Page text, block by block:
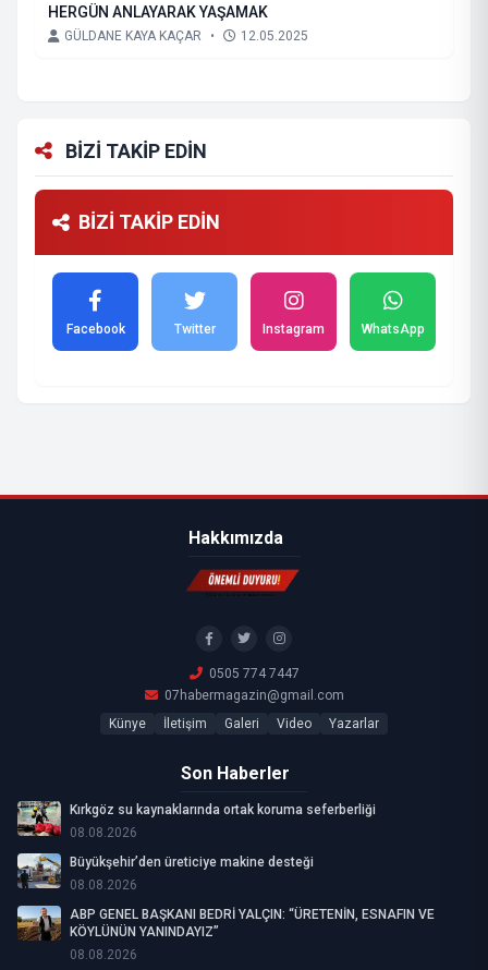
HERGÜN ANLAYARAK YAŞAMAK
GÜLDANE KAYA KAÇAR • 12.05.2025
BİZİ TAKİP EDİN
BİZİ TAKİP EDİN
Facebook Twitter Instagram WhatsApp
Hakkımızda
0505 774 7447
07habermagazin@gmail.com
Künye
İletişim Galeri Video Yazarlar
Son Haberler
Kırkgöz su kaynaklarında ortak koruma seferberliği
08.08.2026
Büyükşehir’den üreticiye makine desteği
08.08.2026
ABP GENEL BAŞKANI BEDRİ YALÇIN: “ÜRETENİN, ESNAFIN VE
KÖYLÜNÜN YANINDAYIZ”
08.08.2026